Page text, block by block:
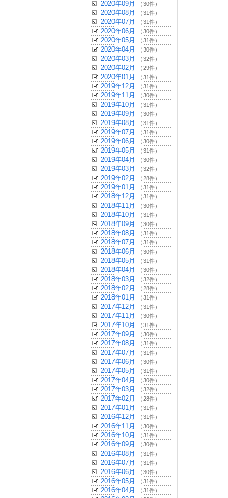
2020年09月 （30件）
2020年08月 （31件）
2020年07月 （31件）
2020年06月 （30件）
2020年05月 （31件）
2020年04月 （30件）
2020年03月 （32件）
2020年02月 （29件）
2020年01月 （31件）
2019年12月 （31件）
2019年11月 （30件）
2019年10月 （31件）
2019年09月 （30件）
2019年08月 （31件）
2019年07月 （31件）
2019年06月 （30件）
2019年05月 （31件）
2019年04月 （30件）
2019年03月 （32件）
2019年02月 （28件）
2019年01月 （31件）
2018年12月 （31件）
2018年11月 （30件）
2018年10月 （31件）
2018年09月 （30件）
2018年08月 （31件）
2018年07月 （31件）
2018年06月 （30件）
2018年05月 （31件）
2018年04月 （30件）
2018年03月 （32件）
2018年02月 （28件）
2018年01月 （31件）
2017年12月 （31件）
2017年11月 （30件）
2017年10月 （31件）
2017年09月 （30件）
2017年08月 （31件）
2017年07月 （31件）
2017年06月 （30件）
2017年05月 （31件）
2017年04月 （30件）
2017年03月 （32件）
2017年02月 （28件）
2017年01月 （31件）
2016年12月 （31件）
2016年11月 （30件）
2016年10月 （31件）
2016年09月 （30件）
2016年08月 （31件）
2016年07月 （31件）
2016年06月 （30件）
2016年05月 （31件）
2016年04月 （31件）